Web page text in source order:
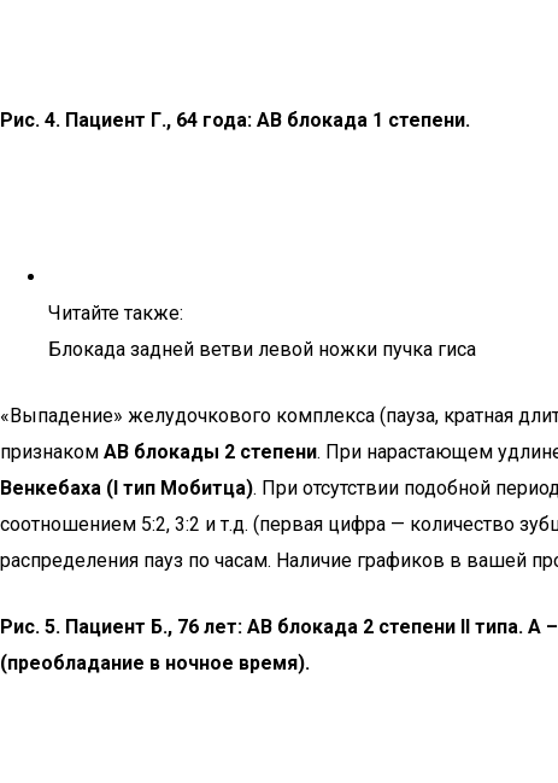
Рис. 4. Пациент Г., 64 года: АВ блокада 1 степени.
Читайте также:
Блокада задней ветви левой ножки пучка гиса
«Выпадение» желудочкового комплекса (пауза, кратная
признаком АВ блокады 2 степени. При нарастающем
Венкебаха (I тип Мобитца). При отсутствии подобной
соотношением 5:2, 3:2 и т.д. (первая цифра — количество
распределения пауз по часам. Наличие графиков в вашей
Рис. 5. Пациент Б., 76 лет: АВ блокада 2 степени II типа.
(преобладание в ночное время).